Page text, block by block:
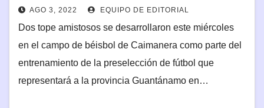
AGO 3, 2022 EQUIPO DE EDITORIAL
Dos tope amistosos se desarrollaron este miércoles
en el campo de béisbol de Caimanera como parte del
entrenamiento de la preselección de fútbol que
representará a la provincia Guantánamo en…